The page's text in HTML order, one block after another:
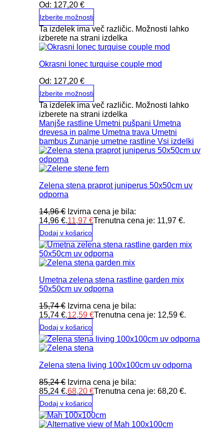
Od: 127,20 €
Izberite možnosti
Ta izdelek ima več različic. Možnosti lahko
izberete na strani izdelka
Okrasni lonec turquise couple mod
Od: 127,20 €
Izberite možnosti
Ta izdelek ima več različic. Možnosti lahko
izberete na strani izdelka
Manjše rastline Umetni pušpani Umetna
drevesa in palme Umetna trava Umetni
bambus Zunanje umetne rastline Vsi izdelki
Zelena stena praprot juniperus 50x50cm uv
odporna
14,96€ Izvirna cena je bila:
14,96 €.11,97 €Trenutna cena je: 11,97 €.
Dodaj v košarico
Umetna zelena stena rastline garden mix
50x50cm uv odporna
15,74€ Izvirna cena je bila:
15,74 €.12,59 €Trenutna cena je: 12,59 €.
Dodaj v košarico
Zelena stena living 100x100cm uv odporna
85,24€ Izvirna cena je bila:
85,24 €.68,20 €Trenutna cena je: 68,20 €.
Dodaj v košarico